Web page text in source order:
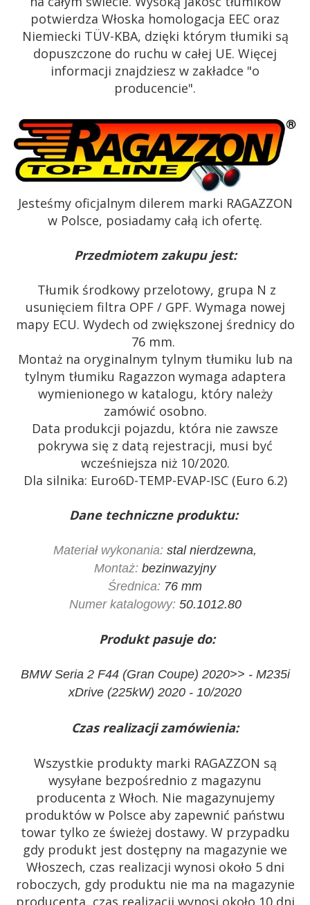
potwierdza Włoska homologacja EEC oraz
Niemiecki TÜV-KBA, dzięki którym tłumiki są
dopuszczone do ruchu w całej UE. Więcej
informacji znajdziesz w zakładce "o
producencie".
Jesteśmy oficjalnym dilerem marki RAGAZZON
w Polsce, posiadamy całą ich ofertę.
Przedmiotem zakupu jest:
Tłumik środkowy przelotowy, grupa N z
usunięciem filtra OPF / GPF. Wymaga nowej
mapy ECU. Wydech od zwiększonej średnicy do
76 mm.
Montaż na oryginalnym tylnym tłumiku lub na
tylnym tłumiku Ragazzon wymaga adaptera
wymienionego w katalogu, który należy
zamówić osobno.
Data produkcji pojazdu, która nie zawsze
pokrywa się z datą rejestracji, musi być
wcześniejsza niż 10/2020.
Dla silnika: Euro6D-TEMP-EVAP-ISC (Euro 6.2)
Dane techniczne produktu:
Materiał wykonania: stal nierdzewna,
Montaż: bezinwazyjny
Średnica: 76 mm
Numer katalogowy:50.1012.80
Produkt pasuje do:
BMW Seria 2 F44 (Gran Coupe) 2020>> - M235i
xDrive (225kW) 2020 - 10/2020
Czas realizacji zamówienia:
Wszystkie produkty marki RAGAZZON są
wysyłane bezpośrednio z magazynu
producenta z Włoch. Nie magazynujemy
produktów w Polsce aby zapewnić państwu
towar tylko ze świeżej dostawy. W przypadku
gdy produkt jest dostępny na magazynie we
Włoszech, czas realizacji wynosi około 5 dni
roboczych, gdy produktu nie ma na magazynie
producenta, czas realizacji wynosi około 10 dni